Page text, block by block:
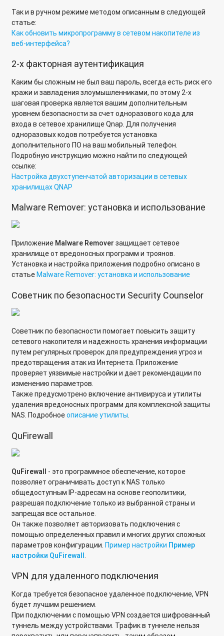
Подключение к командной строке сетевого накопителя из
операционной системы Linux
Подключение к командной строке устройства из
Если системный том мигрировать на SSD, ускорится ли
работа NAS?
Почему фотографии при просмотре через Qphoto и Qfile
отображаются в плохом качестве?
Настройка агрегирования папок (Folder Aggregation)
Где хранятся файлы пользователей в структуре папок
сетевого хранилища QNAP?
Подключение папки сетевого накопителя Qnap к
Подключение мобильного устройства под управлением ОС
Как подключить IP-камеру по протоколу Onvif к
видеорегистратору QNAP с микропрограммой QVR?
QNAP Turbo NAS.
Как узнать IP-адрес сетевого хранилища QNAP в
Какие файловые системы поддерживает сетевой
накопитель QNAP для внешних устройств USB/eSATA?
Как узнать версию микропрограммы сетевого накопителя?
Как разрешить определенный трафик через службу
брандмауэра QuWAN?
Различия между статическим, тонким и толстым томами
Как настроить удалённый доступ к сетевому хранилищу
QNAP через облачную службу KeenDNS, без белого IP-
адреса?
Настройка удалённого доступа к устройству с
использованием службы DDNS в myQNAPcloud.
Так и в ручном режиме методом описанным в следующей
статье:
Как обновить микропрограмму в сетевом накопителе из
веб-интерфейса?
2-х факторная аутентификация
Каким бы сложным не был ваш пароль, всегда есть риск его
кражи и завладения злоумышленниками, по этому 2-х
шаговая проверка является вашим дополнительным
уровнем безопасности за счет одноразового кода для
входа в сетевое хранилище Qnap. Для получения
одноразовых кодов потребуется установка
дополнительного ПО на ваш мобильный телефон.
Подробную инструкцию можно найти по следующей
ссылке:
Настройка двухступенчатой авторизации в сетевых
хранилищах QNAP
Malware Remover: установка и использование
Приложение Malware Remover защищает сетевое
хранилище от вредоносных программ и троянов.
Установка и настройка приложения подробно описано в
статье Malware Remover: установка и использование
Советник по безопасности Security Counselor
Советник по безопасности помогает повысить защиту
сетевого накопителя и надежность хранения информации
путем регулярных проверок для предупреждения угроз и
предотвращения атак из Интернета. Приложение
проверяет уязвимые настройки и дает рекомендации по
изменению параметров.
Также предусмотрено включение антивируса и утилиты
удаления вредоносных программ для комплексной защиты
NAS. Подробноеописание утилиты.
QuFirewall
QuFirewall - это программное обеспечение, которое
позволяет ограничивать доступ к NAS только
общедоступным IP-адресам на основе геополитики,
разрешая подключение только из выбранной страны и
запрещая все остальное.
Он также позволяет авторизовать подключения с
помощью определенных правил и многих других сложных
параметров конфигурации.Пример настройки Пример
настройки QuFirewall.
VPN для удаленного подключения
Когда требуется безопасное удаленное подключение, VPN
будет лучшим решением.
При подключении с помощью VPN создается шифрованный
туннель между устройствами. Трафик в туннеле нельзя